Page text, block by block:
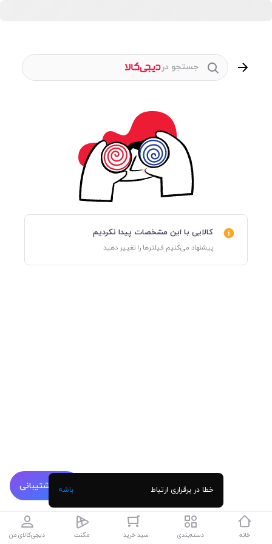
پشتیبانی
جستجو در
کالایی با این مشخصات پیدا نکردیم
پیشنهاد می‌کنیم فیلترها را تغییر دهید
خانه دسته‌بندی سبد خرید مگنت دیجی‌کالای من
خطا در برقراری ارتباط باشه